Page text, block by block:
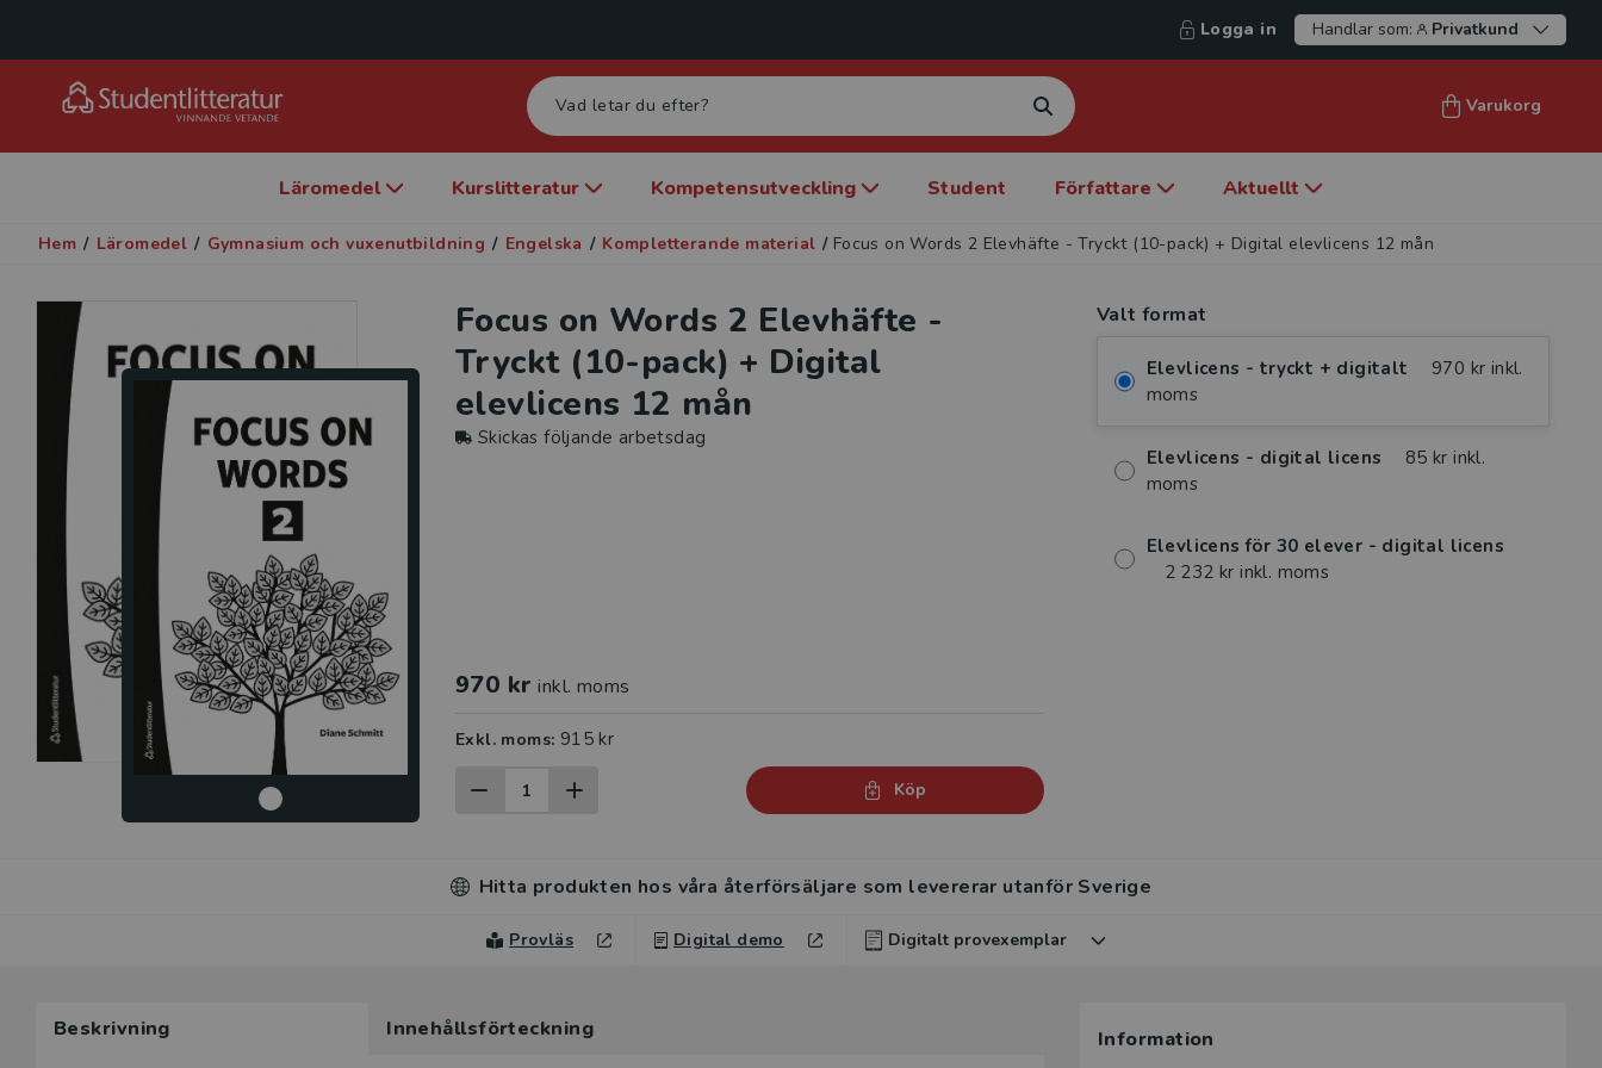
Logga in Handlar som: Privatkund
Varukorg
Läromedel Kurslitteratur Kompetensutveckling Student Författare Aktuellt
Hem / Läromedel / Gymnasium och vuxenutbildning / Engelska / Kompletterande material / Focus on Words 2 Elevhäfte - Tryckt (10-pack) + Digital elevlicens 12 mån
Focus on Words 2 Elevhäfte -
Tryckt (10-pack) + Digital
elevlicens 12 mån
Skickas följande arbetsdag
970 kr inkl. moms
Exkl. moms: 915 kr
Köp
Valt format
Elevlicens - tryckt + digitalt
970 kr inkl.
moms
Elevlicens - digital licens
85 kr inkl.
moms
Elevlicens för 30 elever - digital licens
2 232 kr inkl. moms
Hitta produkten hos våra återförsäljare som levererar utanför Sverige
Provläs Digital demo Digitalt provexemplar
här produkten.
Beskrivning Innehållsförteckning Information